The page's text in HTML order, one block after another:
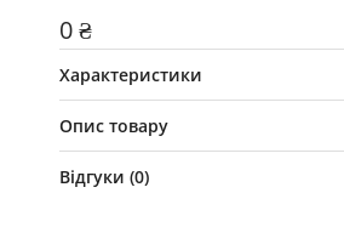
0 ₴
Характеристики
Опис товару
Відгуки (0)